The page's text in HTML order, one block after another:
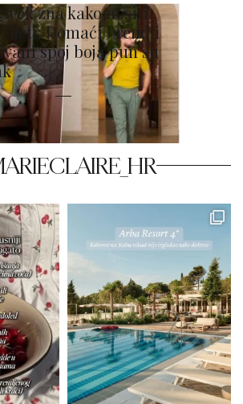
zna kako nositi
ljeti: Domaći brend i
spoj boja pun su